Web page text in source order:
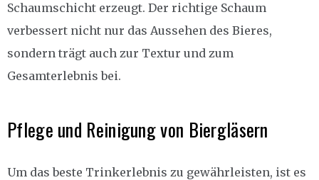
Schaumschicht erzeugt. Der richtige Schaum
verbessert nicht nur das Aussehen des Bieres,
sondern trägt auch zur Textur und zum
Gesamterlebnis bei.
Pflege und Reinigung von Biergläsern
Um das beste Trinkerlebnis zu gewährleisten, ist es